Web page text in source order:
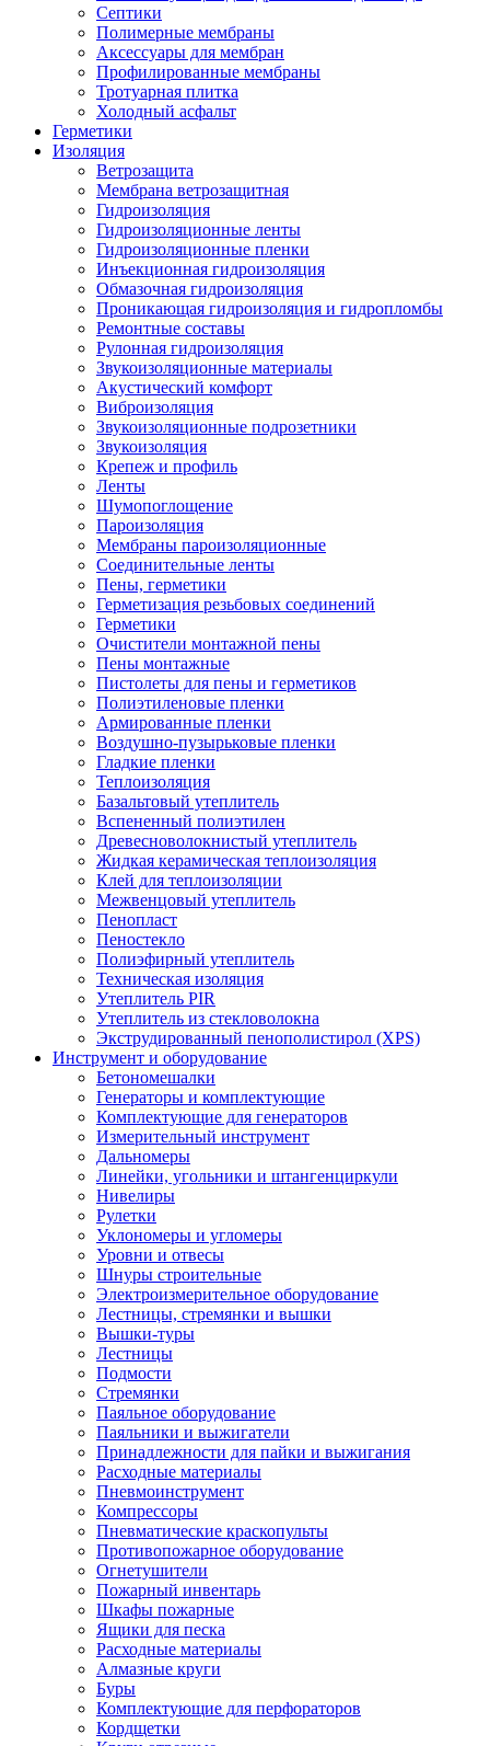
Септики
Полимерные мембраны
Аксессуары для мембран
Профилированные мембраны
Тротуарная плитка
Холодный асфальт
Герметики
Изоляция
Ветрозащита
Мембрана ветрозащитная
Гидроизоляция
Гидроизоляционные ленты
Гидроизоляционные пленки
Инъекционная гидроизоляция
Обмазочная гидроизоляция
Проникающая гидроизоляция и гидропломбы
Ремонтные составы
Рулонная гидроизоляция
Звукоизоляционные материалы
Акустический комфорт
Виброизоляция
Звукоизоляционные подрозетники
Звукоизоляция
Крепеж и профиль
Ленты
Шумопоглощение
Пароизоляция
Мембраны пароизоляционные
Соединительные ленты
Пены, герметики
Герметизация резьбовых соединений
Герметики
Очистители монтажной пены
Пены монтажные
Пистолеты для пены и герметиков
Полиэтиленовые пленки
Армированные пленки
Воздушно-пузырьковые пленки
Гладкие пленки
Теплоизоляция
Базальтовый утеплитель
Вспененный полиэтилен
Древесноволокнистый утеплитель
Жидкая керамическая теплоизоляция
Клей для теплоизоляции
Межвенцовый утеплитель
Пенопласт
Пеностекло
Полиэфирный утеплитель
Техническая изоляция
Утеплитель PIR
Утеплитель из стекловолокна
Экструдированный пенополистирол (XPS)
Инструмент и оборудование
Бетономешалки
Генераторы и комплектующие
Комплектующие для генераторов
Измерительный инструмент
Дальномеры
Линейки, угольники и штангенциркули
Нивелиры
Рулетки
Уклономеры и угломеры
Уровни и отвесы
Шнуры строительные
Электроизмерительное оборудование
Лестницы, стремянки и вышки
Вышки-туры
Лестницы
Подмости
Стремянки
Паяльное оборудование
Паяльники и выжигатели
Принадлежности для пайки и выжигания
Расходные материалы
Пневмоинструмент
Компрессоры
Пневматические краскопульты
Противопожарное оборудование
Огнетушители
Пожарный инвентарь
Шкафы пожарные
Ящики для песка
Расходные материалы
Алмазные круги
Буры
Комплектующие для перфораторов
Кордщетки